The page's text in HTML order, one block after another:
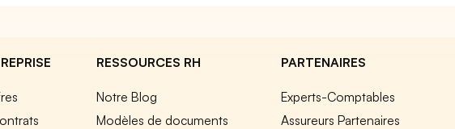
RESSOURCES RH
Notre Blog
Modèles de documents
PARTENAIRES
Experts-Comptables
Assureurs Partenaires